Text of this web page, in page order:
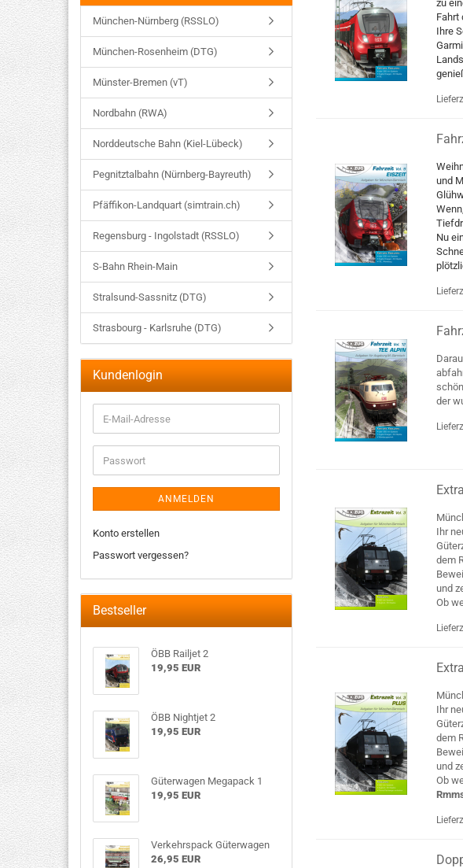
zu
Fahrt
Ihre
und
Nu
der
Ihr
dem
und
Ob
Ihr
dem
und
Ob
München-Nürnberg (RSSLO)
München-Rosenheim (DTG)
Münster-Bremen (vT)
Nordbahn (RWA)
Norddeutsche Bahn (Kiel-Lübeck)
Pegnitztalbahn (Nürnberg-Bayreuth)
Pfäffikon-Landquart (simtrain.ch)
Regensburg - Ingolstadt (RSSLO)
S-Bahn Rhein-Main
Stralsund-Sassnitz (DTG)
Strasbourg - Karlsruhe (DTG)
Kundenlogin
ANMELDEN
Konto erstellen
Passwort vergessen?
Bestseller
ÖBB Railjet 2
19,95 EUR
ÖBB Nightjet 2
19,95 EUR
Güterwagen Megapack 1
19,95 EUR
Verkehrspack Güterwagen
26,95 EUR